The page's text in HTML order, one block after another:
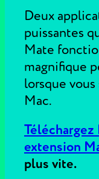
Deux
puissantes
Mate
magnifique
lorsque
Mac.
Téléchargez
extension
plus vite.